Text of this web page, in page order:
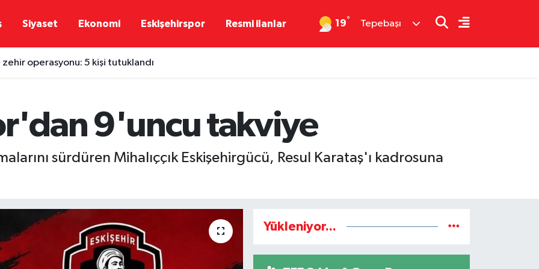
Siyaset Ekonomi Eskişehirspor Resmi ilanlar 19° Tepebaşı
operasyonu: 5 kişi tutuklandı
9'uncu takviye
sürdüren Mihalıççık Eskişehirgücü, Resul Karataş'ı kadrosuna
Yükleniyor...